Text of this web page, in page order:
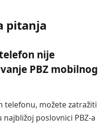
pitanja
nije
PBZ mobilnog
možete zatražiti
poslovnici PBZ-a